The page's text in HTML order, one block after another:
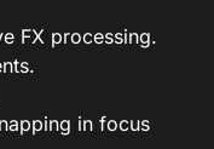
FX processing.
in focus